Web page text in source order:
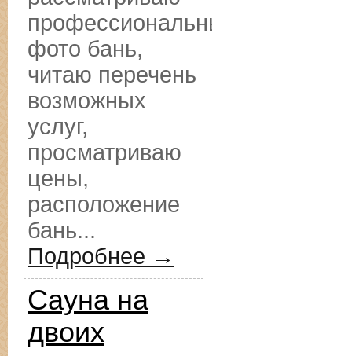
профессиональные
фото бань,
читаю перечень
возможных
услуг,
просматриваю
цены,
расположение
бань...
Подробнее →
Сауна на
двоих